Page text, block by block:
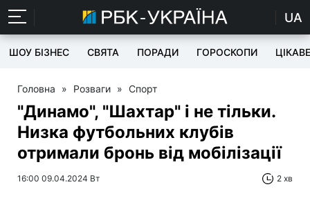
UA
ШОУ БІЗНЕС СВЯТА ПОРАДИ ГОРОСКОПИ ЦІКАВЕ
Головна » Розваги » Спорт
"Динамо", "Шахтар" і не тільки.
Низка футбольних клубів
отримали бронь від мобілізації
16:00 09.04.2024 Вт 2 хв